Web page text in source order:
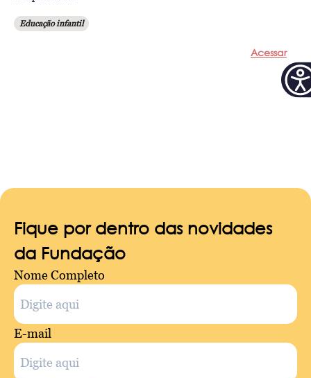
Educação infantil
Acessar
Fique por dentro das novidades
da Fundação
Nome Completo
E-mail